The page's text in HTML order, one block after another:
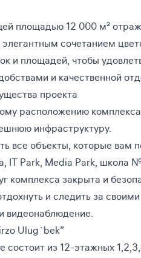
площадью 12 000 м²
элегантным сочетанием
и площадей, чтобы
и качественной
проекта
расположению
инфраструктуру.
все объекты, которые
IT Park, Media Park, школа
комплекса закрыта и
и следить за
видеонаблюдение.
Ulug`bek”
состоит из 12-этажных